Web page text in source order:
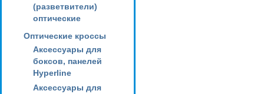
(разветвители)
оптические
Оптические кроссы
Аксессуары для
боксов, панелей
Hyperline
Аксессуары для